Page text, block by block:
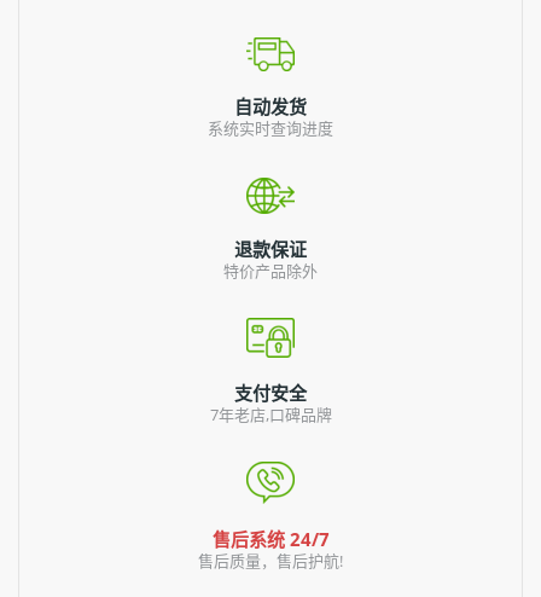
自动发货
系统实时查询进度
退款保证
特价产品除外
支付安全
7年老店,口碑品牌
售后系统 24/7
售后质量，售后护航!